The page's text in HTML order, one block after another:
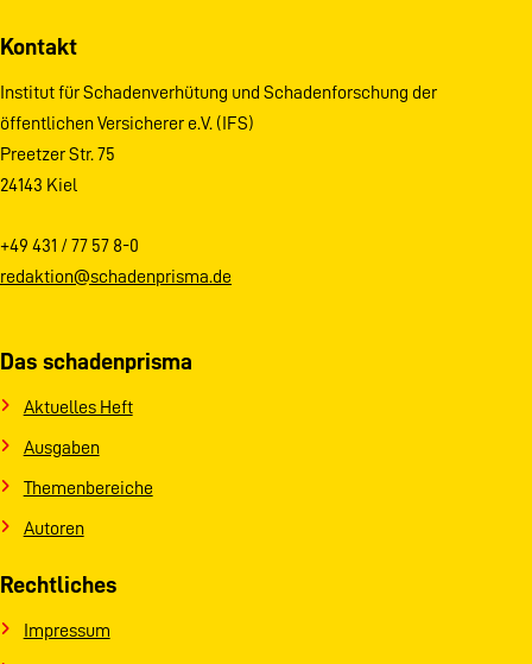
Kontakt
Institut für Schadenverhütung und Schadenforschung der
öffentlichen Versicherer e.V. (IFS)
Preetzer Str. 75
24143 Kiel
+49 431 / 77 57 8-0
redaktion@schadenprisma.de
Das schadenprisma
Aktuelles Heft
Ausgaben
Themenbereiche
Autoren
Rechtliches
Impressum